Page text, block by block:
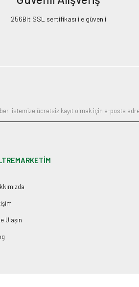
256Bit SSL sertifikası ile güvenli
Ulaşın